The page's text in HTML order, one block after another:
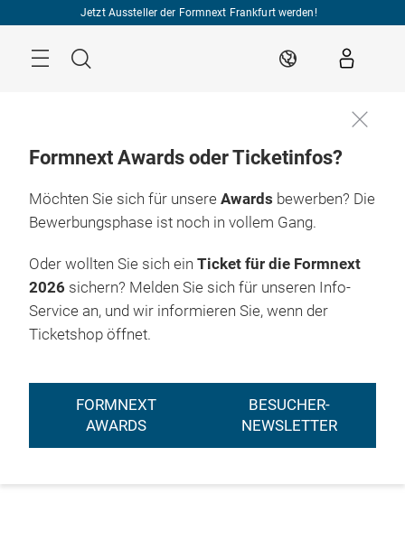
Jetzt Aussteller der Formnext Frankfurt werden!
Suche DE
Formnext Awards oder Ticketinfos?
Möchten Sie sich für unsere Awards bewerben? Die
Bewerbungsphase ist noch in vollem Gang.
Oder wollten Sie sich ein Ticket für die Formnext
2026 sichern? Melden Sie sich für unseren Info-
Service an, und wir informieren Sie, wenn der
Ticketshop öffnet.
FORMNEXT
AWARDS
BESUCHER-
NEWSLETTER